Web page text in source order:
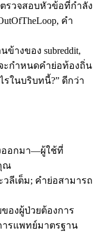
รวจสอบหัวข้อที่กำลัง
คำ
ข้างของ subreddit,
ะกำหนดคำย่อท้องถิ่น
รในบริบทนี้?” ดีกว่า
ออกมา—ผู้ใช้ที่
ณ
วลีเต็ม; คำย่อสามารถ
องผู้ป่วยต้องการ
ารแพทย์มาตรฐาน